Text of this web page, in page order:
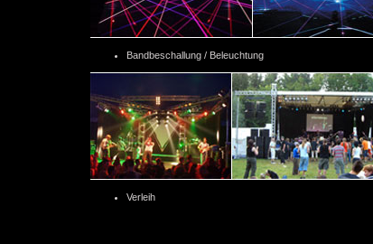
Bandbeschallung / Beleuchtung
Verleih